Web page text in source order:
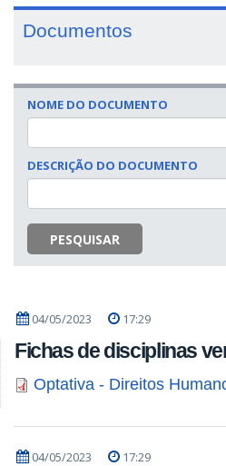
Documentos
NOME DO DOCUMENTO
DESCRIÇÃO DO DOCUMENTO
PESQUISAR
04/05/2023 17:29
Fichas de disciplinas
Optativa - Direitos
04/05/2023 17:29